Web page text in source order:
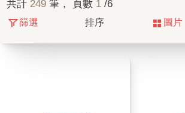
共計 249 筆， 頁數 1 /6
篩選 排序 圖片